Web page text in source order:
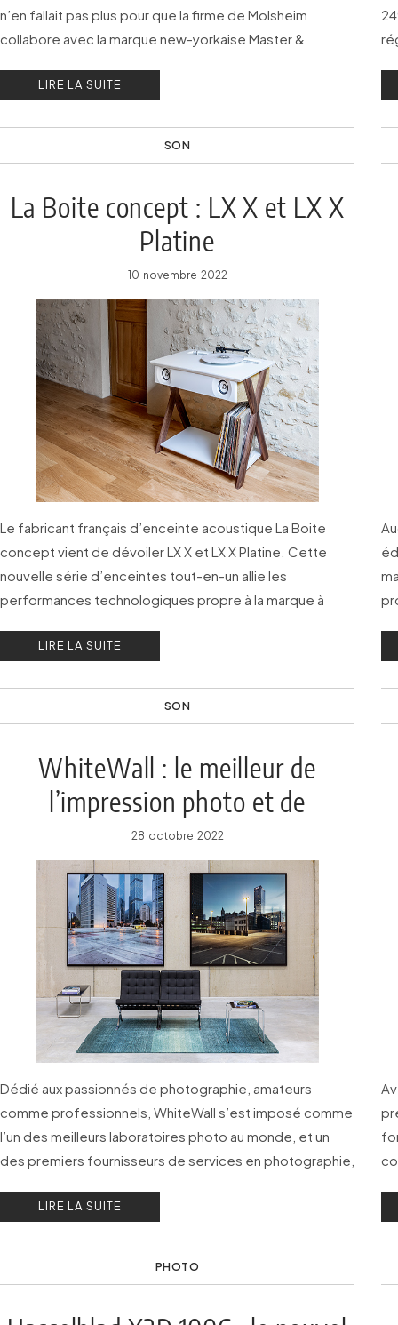
n’en fallait pas plus pour que la firme de Molsheim
collabore avec la marque new-yorkaise Master &
LIRE LA SUITE
SON
La Boite concept : LX X et LX X
Platine
10 novembre 2022
Le fabricant français d’enceinte acoustique La Boite
concept vient de dévoiler LX X et LX X Platine. Cette
nouvelle série d’enceintes tout-en-un allie les
performances technologiques propre à la marque à
LIRE LA SUITE
SON
WhiteWall : le meilleur de
l’impression photo et de
l’encadrement sur mesure
28 octobre 2022
Dédié aux passionnés de photographie, amateurs
comme professionnels, WhiteWall s’est imposé comme
l’un des meilleurs laboratoires photo au monde, et un
des premiers fournisseurs de services en photographie,
RoomView ou encore le Masterprint.
LIRE LA SUITE
PHOTO